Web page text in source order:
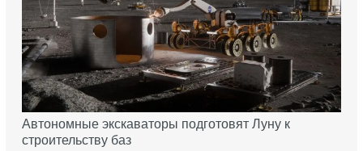
Автономные экскаваторы подготовят Луну к
строительству баз